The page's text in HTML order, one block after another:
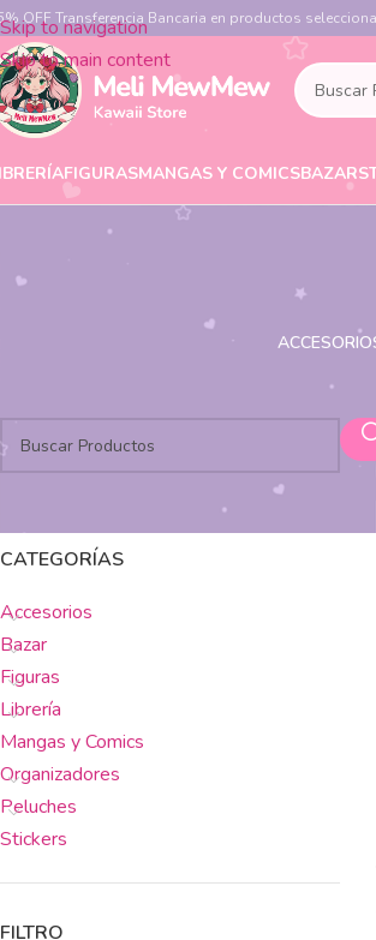
Skip to navigation
Skip to main content
OFF Transferencia Bancaria en productos
FIGURASMANGAS Y COMICSBAZAR
CATEGORÍAS
Accesorios
Bazar
Figuras
Librería
Mangas y Comics
Organizadores
Peluches
Stickers
FILTRO